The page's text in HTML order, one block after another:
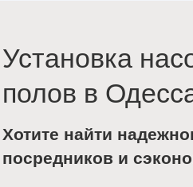
Установка
полов в
Хотите найти
посредников и